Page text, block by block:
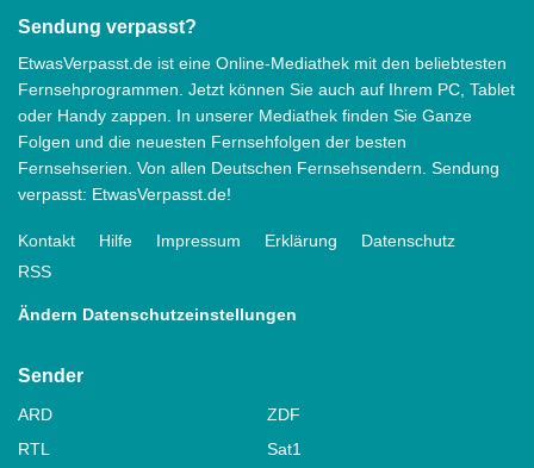
Sendung verpasst?
EtwasVerpasst.de ist eine Online-Mediathek mit den beliebtesten
Fernsehprogrammen. Jetzt können Sie auch auf Ihrem PC, Tablet
oder Handy zappen. In unserer Mediathek finden Sie Ganze
Folgen und die neuesten Fernsehfolgen der besten
Fernsehserien. Von allen Deutschen Fernsehsendern. Sendung
verpasst: EtwasVerpasst.de!
Kontakt Hilfe Impressum Erklärung
Datenschutz
RSS
Ändern Datenschutzeinstellungen
Sender
ARD
ZDF
RTL
Sat1